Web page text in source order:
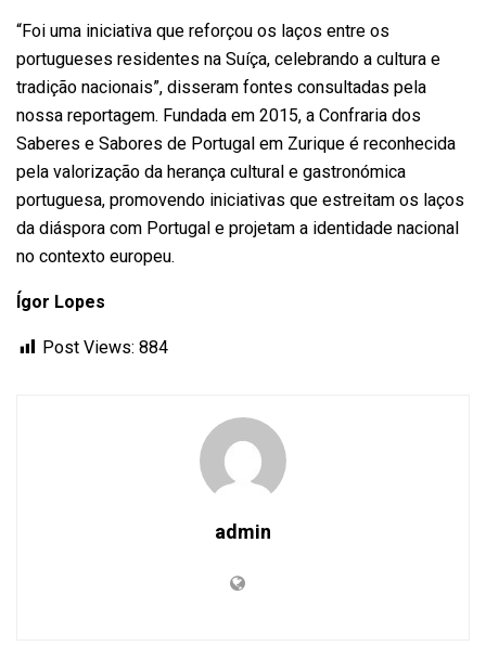
“Foi uma iniciativa que reforçou os laços entre os
portugueses residentes na Suíça, celebrando a cultura e
tradição nacionais”, disseram fontes consultadas pela
nossa reportagem. Fundada em 2015, a Confraria dos
Saberes e Sabores de Portugal em Zurique é reconhecida
pela valorização da herança cultural e gastronómica
portuguesa, promovendo iniciativas que estreitam os laços
da diáspora com Portugal e projetam a identidade nacional
no contexto europeu.
Ígor Lopes
Post Views: 884
admin